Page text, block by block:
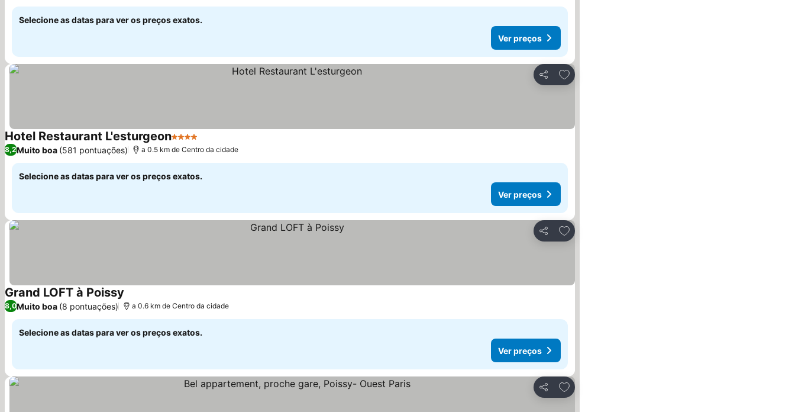
Selecione as datas para ver os preços exatos.
Ver preços
Partilhar
Adicionar aos favoritos
Hotel Restaurant L'esturgeon4 Estrelas
8,2Muito boa (581 pontuações) a 0.5 km de Centro da cidade
Selecione as datas para ver os preços exatos.
Ver preços
Partilhar
Adicionar aos favoritos
Grand LOFT à PoissyVer preços
8,0Muito boa (8 pontuações) a 0.6 km de Centro da cidade
Selecione as datas para ver os preços exatos.
Ver preços
Partilhar
Adicionar aos favoritos